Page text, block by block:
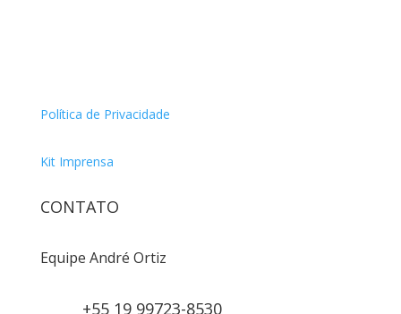
Política de Privacidade
Kit Imprensa
CONTATO
Equipe André Ortiz
+55 19 99723-8530